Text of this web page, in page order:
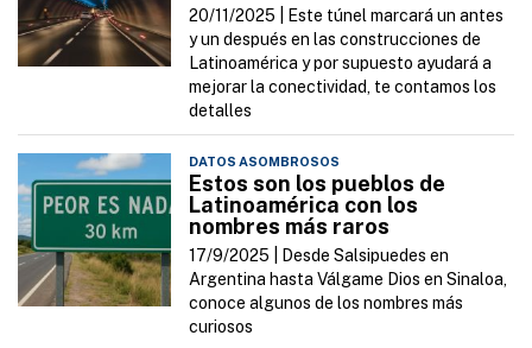
20/11/2025 |
Este túnel marcará un antes
y un después en las construcciones de
Latinoamérica y por supuesto ayudará a
mejorar la conectividad, te contamos los
detalles
DATOS ASOMBROSOS
Estos son los pueblos de
Latinoamérica con los
nombres más raros
17/9/2025 |
Desde Salsipuedes en
Argentina hasta Válgame Dios en Sinaloa,
conoce algunos de los nombres más
curiosos